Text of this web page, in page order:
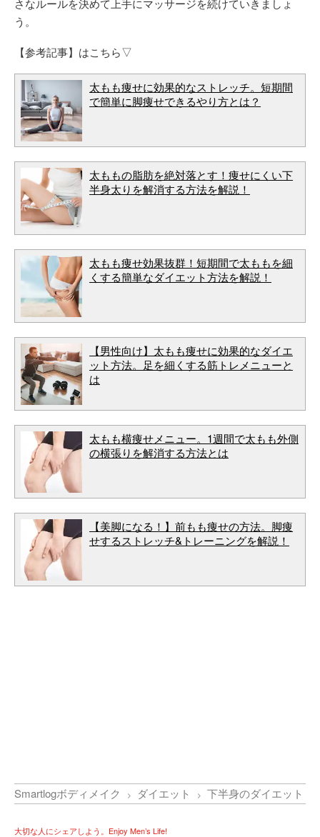
う。
【参考記事】はこちら▽
太もも痩せに効果的なストレッチ。短期間
で簡単に脚痩せできるやり方とは？
太ももの脂肪を絶対落とす！痩せにくい下
半身太りを解消する方法を解説！
太もも痩せ効果抜群！短期間で太ももを細
くする簡単なダイエット方法を解説！
【男性向け】太もも痩せに効果的なダイエ
ット方法。足を細くする筋トレメニューと
は
太もも横痩せメニュー。1週間で太もも外側
の横張りを解消する方法とは
【美脚になる！】前もも痩せの方法。脚痩
せするストレッチ&トレーニングを解説！
Smartlogボディメイク ダイエット 下半身のダイエット
大切な人にシェアしよう。Enjoy Men’s Life!